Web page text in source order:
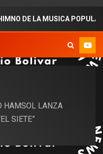
LA MUSICA POPULAR
HAMSOL LANZA
SIETE”